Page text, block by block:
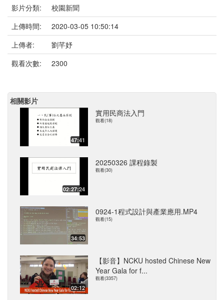
影片分類:
校園新聞
上傳時間:
2020-03-05 10:50:14
上傳者:
劉芊妤
觀看次數:
2300
相關影片
47:41
實用民商法入門
觀看(18)
02:27:24
20250326 課程錄製
觀看(30)
34:53
0924-1程式設計與產業應用.MP4
觀看(15)
02:12
【影音】NCKU hosted Chinese New
Year Gala for f...
觀看(3357)